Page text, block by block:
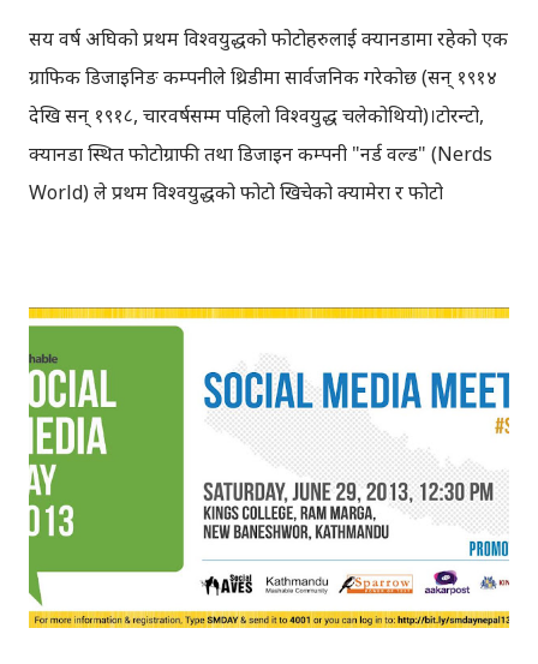
सय वर्ष अघिको प्रथम विश्वयुद्धको फोटोहरुलाई क्यानडामा रहेको एक
ग्राफिक डिजाइनिङ कम्पनीले थ्रिडीमा सार्वजनिक गरेकोछ (सन् १९१४
देखि सन् १९१८, चारवर्षसम्म पहिलो विश्वयुद्ध चलेकोथियो)।टोरन्टो,
क्यानडा स्थित फोटोग्राफी तथा डिजाइन कम्पनी "नर्ड वल्ड" (Nerds
World) ले प्रथम विश्वयुद्धको फोटो खिचेको क्यामेरा र फोटो
साइटमा उल्लेख गरकोछ । 'नर्ड वल्ड'ले सार्वजनिक गरेका केही
"जिफ" (.gif) फोटोहरुलाई यहाँ राखेकोछु। पहिलो विश्वयुद्धमा
फ्रान्सेली सेनाले फोटो खिच्न प्रयोग गरेको क्यामेरा । पहिलो
विश्वयुद्धका फोटोहरु via The Verge